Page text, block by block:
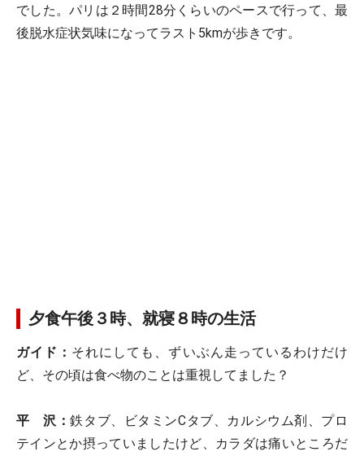
でした。パリは２時間28分くらいのペースで行って、最
後脱水症状気味になってラスト5kmが歩きです。
夕食午後３時、就寝８時の生活
ガイド： それにしても、ずいぶん走っているわけだけ
ど、その頃は食べ物のことは重視してました？
平 沢：鉄タブ、ビタミンCタブ、カルシウム剤、プロ
テインとか摂っていましたけど、カラダは痛いところだ